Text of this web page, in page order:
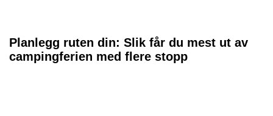
Planlegg ruten din: Slik får du mest ut av
campingferien med flere stopp